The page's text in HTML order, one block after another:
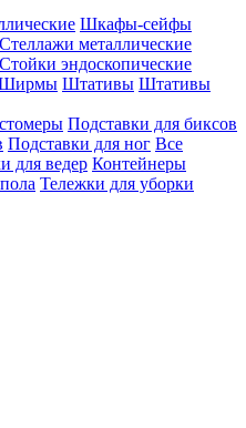
Шкафы-сейфы
Стеллажи металлические
Стойки эндоскопические
Штативы Штативы
Подставки для биксов
Подставки для ног Все
для ведер Контейнеры
Тележки для уборки